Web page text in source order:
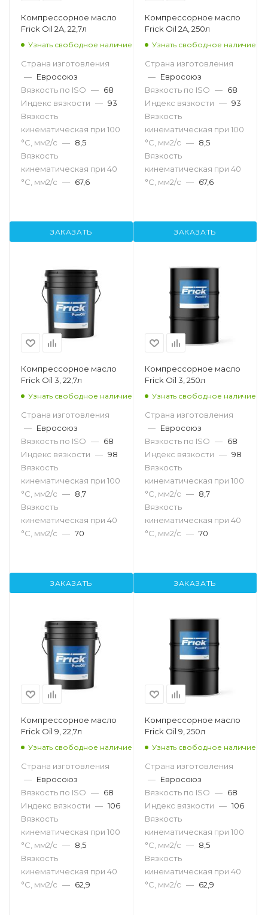
Компрессорное масло
Frick Oil 2A, 22,7л
Узнать свободное наличие
Страна изготовления
— Евросоюз
Вязкость по ISO — 68
Индекс вязкости — 93
Вязкость
кинематическая при 100
°С, мм2/с — 8,5
Вязкость
кинематическая при 40
°С, мм2/с — 67,6
ЗАКАЗАТЬ
Компрессорное масло
Frick Oil 2A, 250л
Узнать свободное наличие
Страна изготовления
— Евросоюз
Вязкость по ISO — 68
Индекс вязкости — 93
Вязкость
кинематическая при 100
°С, мм2/с — 8,5
Вязкость
кинематическая при 40
°С, мм2/с — 67,6
ЗАКАЗАТЬ
Компрессорное масло
Frick Oil 3, 22,7л
Узнать свободное наличие
Страна изготовления
— Евросоюз
Вязкость по ISO — 68
Индекс вязкости — 98
Вязкость
кинематическая при 100
°С, мм2/с — 8,7
Вязкость
кинематическая при 40
°С, мм2/с — 70
ЗАКАЗАТЬ
Компрессорное масло
Frick Oil 3, 250л
Узнать свободное наличие
Страна изготовления
— Евросоюз
Вязкость по ISO — 68
Индекс вязкости — 98
Вязкость
кинематическая при 100
°С, мм2/с — 8,7
Вязкость
кинематическая при 40
°С, мм2/с — 70
ЗАКАЗАТЬ
Компрессорное масло
Frick Oil 9, 22,7л
Узнать свободное наличие
Страна изготовления
— Евросоюз
Вязкость по ISO — 68
Индекс вязкости — 106
Вязкость
кинематическая при 100
°С, мм2/с — 8,5
Вязкость
кинематическая при 40
°С, мм2/с — 62,9
Компрессорное масло
Frick Oil 9, 250л
Узнать свободное наличие
Страна изготовления
— Евросоюз
Вязкость по ISO — 68
Индекс вязкости — 106
Вязкость
кинематическая при 100
°С, мм2/с — 8,5
Вязкость
кинематическая при 40
°С, мм2/с — 62,9